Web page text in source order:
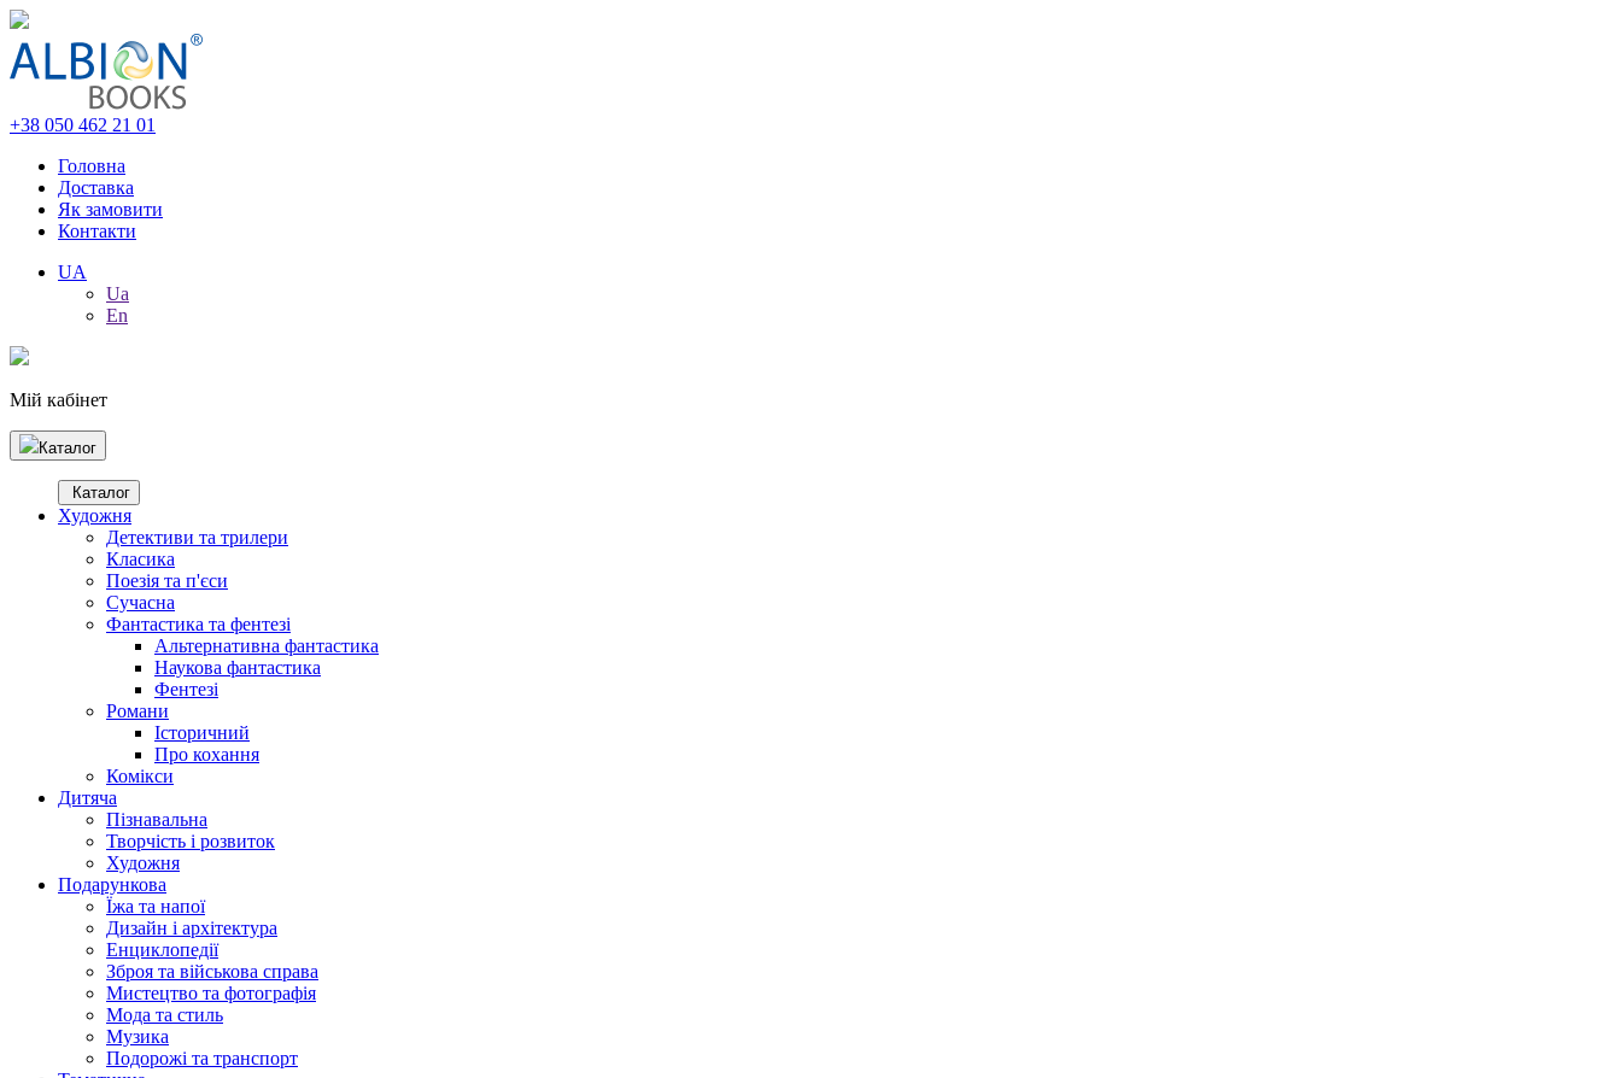
+38 050 462 21 01
Головна
Доставка
Як замовити
Контакти
UA
Ua
En
Мій кабінет
Каталог
Каталог
Художня
Детективи та трилери
Класика
Поезія та п'єси
Сучасна
Фантастика та фентезі
Альтернативна фантастика
Наукова фантастика
Фентезі
Романи
Історичний
Про кохання
Комікси
Дитяча
Пізнавальна
Творчість і розвиток
Художня
Подарункова
Їжа та напої
Дизайн і архітектура
Енциклопедії
Зброя та військова справа
Мистецтво та фотографія
Мода та стиль
Музика
Подорожі та транспорт